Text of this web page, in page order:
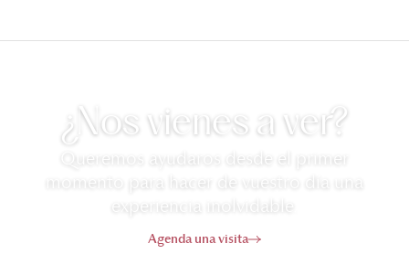
¿Nos vienes a ver?
Queremos ayudaros desde el primer
momento para hacer de vuestro día una
experiencia inolvidable.
Agenda una visita